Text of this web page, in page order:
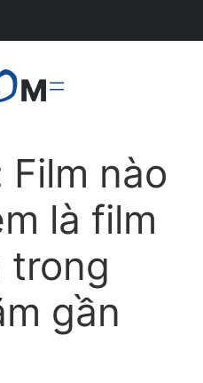
Film nào
là film
trong
gần